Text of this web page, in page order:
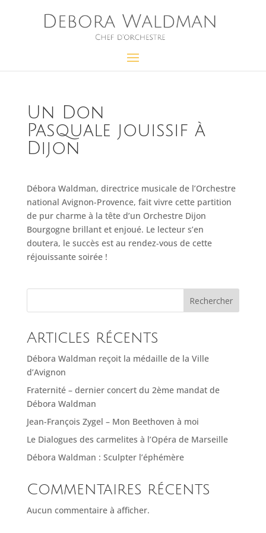
Un Don
Pasquale jouissif à
Dijon
Débora Waldman, directrice musicale de l’Orchestre
national Avignon-Provence, fait vivre cette partition
de pur charme à la tête d’un Orchestre Dijon
Bourgogne brillant et enjoué. Le lecteur s’en
doutera, le succès est au rendez‑vous de cette
réjouissante soirée !
Rechercher
Articles récents
Débora Waldman reçoit la médaille de la Ville
d’Avignon
Fraternité – dernier concert du 2ème mandat de
Débora Waldman
Jean-François Zygel – Mon Beethoven à moi
Le Dialogues des carmelites à l’Opéra de Marseille
Débora Waldman : Sculpter l’éphémère
Commentaires récents
Aucun commentaire à afficher.